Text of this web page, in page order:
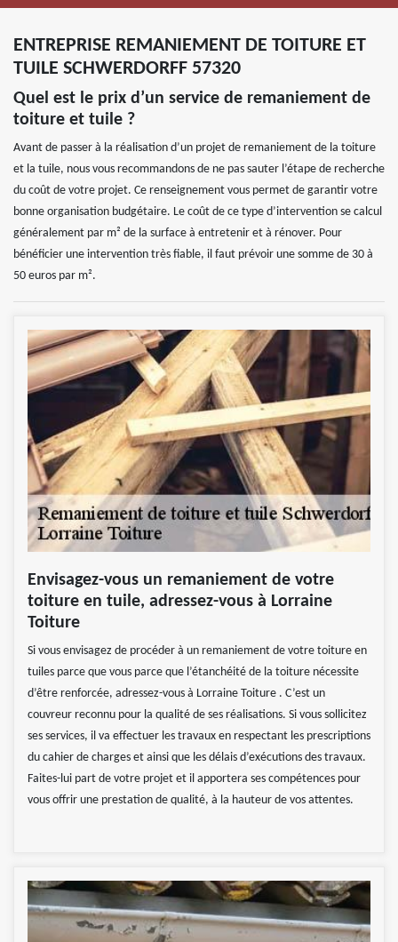
ENTREPRISE REMANIEMENT DE TOITURE ET
TUILE SCHWERDORFF 57320
Quel est le prix d’un service de remaniement de
toiture et tuile ?
Avant de passer à la réalisation d’un projet de remaniement de la toiture
et la tuile, nous vous recommandons de ne pas sauter l’étape de recherche
du coût de votre projet. Ce renseignement vous permet de garantir votre
bonne organisation budgétaire. Le coût de ce type d’intervention se calcul
généralement par m² de la surface à entretenir et à rénover. Pour
bénéficier une intervention très fiable, il faut prévoir une somme de 30 à
50 euros par m².
Envisagez-vous un remaniement de votre
toiture en tuile, adressez-vous à Lorraine
Toiture
Si vous envisagez de procéder à un remaniement de votre toiture en
tuiles parce que vous parce que l’étanchéité de la toiture nécessite
d’être renforcée, adressez-vous à Lorraine Toiture . C’est un
couvreur reconnu pour la qualité de ses réalisations. Si vous sollicitez
ses services, il va effectuer les travaux en respectant les prescriptions
du cahier de charges et ainsi que les délais d’exécutions des travaux.
Faites-lui part de votre projet et il apportera ses compétences pour
vous offrir une prestation de qualité, à la hauteur de vos attentes.